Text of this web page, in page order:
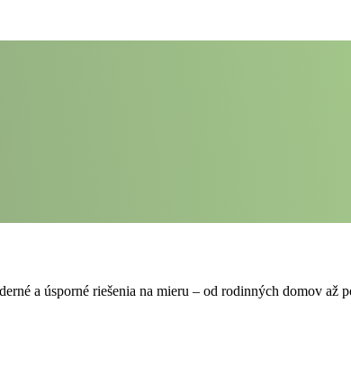
a úsporné riešenia na mieru – od rodinných domov